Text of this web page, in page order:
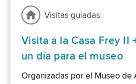
Visitas guiadas
Visita a la Casa Frey II
un día para el museo
Organizadas por el Museo de